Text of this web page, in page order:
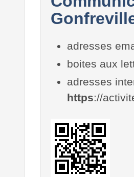
adresses
boites aux
adresses
https://